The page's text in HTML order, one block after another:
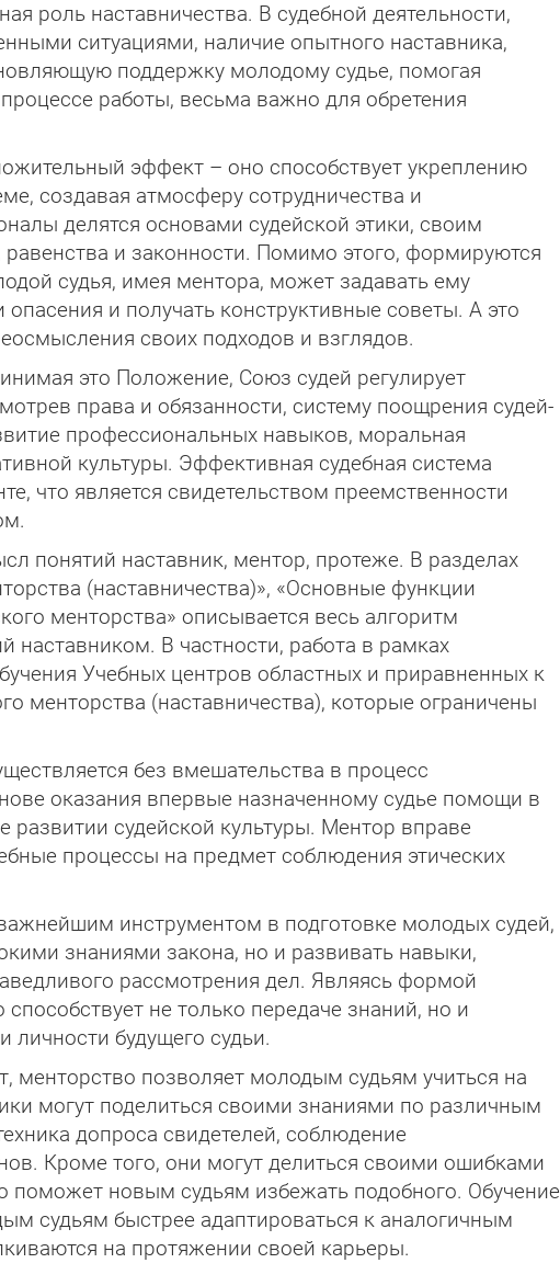
роль наставничества. В судебной деятельности,
ситуациями, наличие опытного наставника,
поддержку молодому судье, помогая
работы, весьма важно для обретения
эффект – оно способствует укреплению
создавая атмосферу сотрудничества и
делятся основами судейской этики, своим
и законности. Помимо этого, формируются
судья, имея ментора, может задавать ему
и получать конструктивные советы. А это
своих подходов и взглядов.
это Положение, Союз судей регулирует
права и обязанности, систему поощрения судей-
профессиональных навыков, моральная
культуры. Эффективная судебная система
что является свидетельством преемственности
понятий наставник, ментор, протеже. В разделах
(наставничества)», «Основные функции
менторства» описывается весь алгоритм
наставником. В частности, работа в рамках
Учебных центров областных и приравненных к
менторства (наставничества), которые ограничены
без вмешательства в процесс
оказания впервые назначенному судье помощи в
судейской культуры. Ментор вправе
процессы на предмет соблюдения этических
инструментом в подготовке молодых судей,
знаниями закона, но и развивать навыки,
рассмотрения дел. Являясь формой
не только передаче знаний, но и
будущего судьи.
менторство позволяет молодым судьям учиться на
могут поделиться своими знаниями по различным
допроса свидетелей, соблюдение
Кроме того, они могут делиться своими ошибками
поможет новым судьям избежать подобного. Обучение
судьям быстрее адаптироваться к аналогичным
на протяжении своей карьеры.